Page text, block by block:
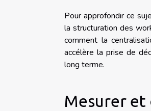
Pour approfondir ce
la structuration des
comment la
accélère la prise de
long terme.
Mesurer et